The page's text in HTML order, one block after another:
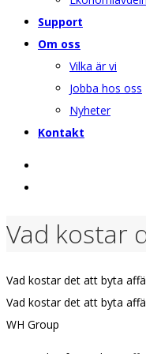
Support
Om oss
Vilka är vi
Jobba hos oss
Nyheter
Kontakt
Vad kostar
Vad kostar det att byta
Vad kostar det att byta
WH Group